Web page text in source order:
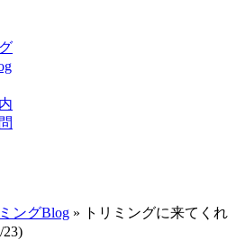
ングBlog » トリミングに来てくれ